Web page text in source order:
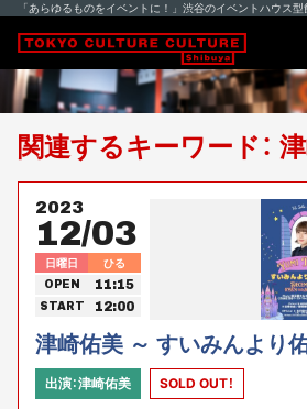
「あらゆるものをイベントに！」渋谷のイベントハウス
関連するキーワード：
2023
12/03
日曜日 ひる
OPEN 11:15
START 12:00
津崎佑美 ～ すいみんより
出演：津崎佑美 SOLD OUT！